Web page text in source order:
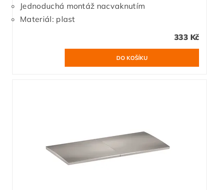
Jednoduchá montáž nacvaknutím
Materiál: plast
333 Kč